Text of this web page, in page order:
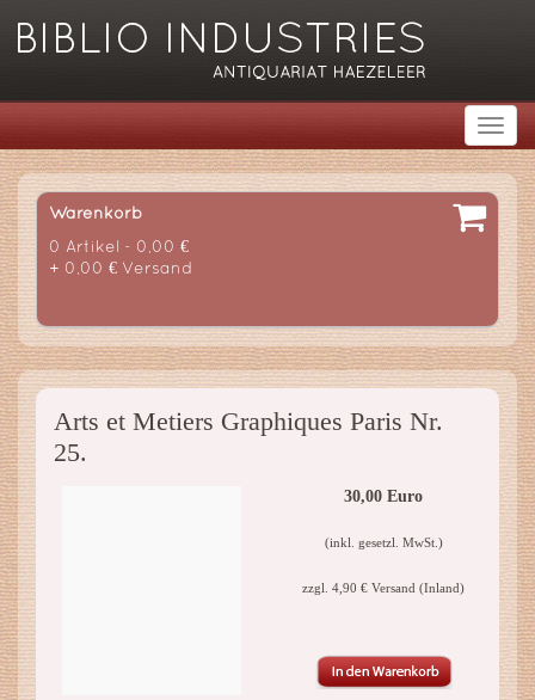
Warenkorb
0 Artikel - 0,00 €
+ 0,00 € Versand
Arts et Metiers Graphiques Paris Nr.
25.
30,00 Euro
(inkl. gesetzl. MwSt.)
zzgl. 4,90 € Versand (Inland)